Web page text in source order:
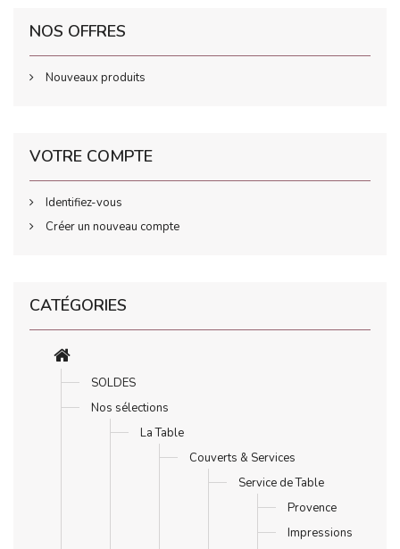
NOS OFFRES
Nouveaux produits
VOTRE COMPTE
Identifiez-vous
Créer un nouveau compte
CATÉGORIES
SOLDES
Nos sélections
La Table
Couverts & Services
Service de Table
Provence
Impressions